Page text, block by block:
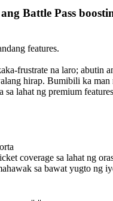
Battle Pass
features.
frustrate na laro; abutin
hirap. Bumibili ka man
sa lahat ng premium
coverage sa lahat ng
sa bawat yugto ng